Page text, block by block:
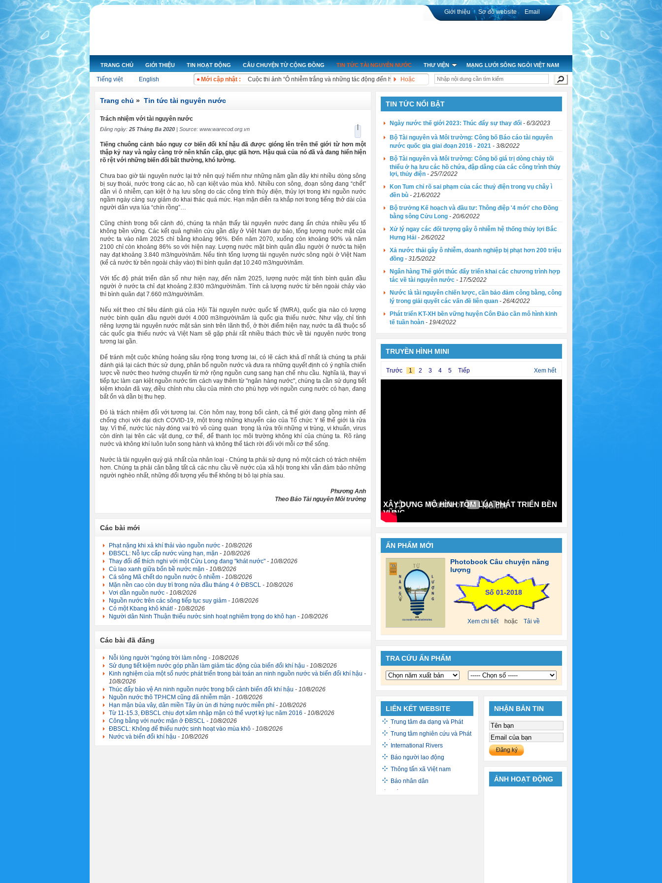
Giới thiệu Sơ đồ website Email
TRANG CHỦ GIỚI THIỆU TIN HOẠT ĐỘNG CÂU CHUYỆN TỪ CỘNG ĐỒNG TIN TỨC TÀI NGUYÊN NƯỚC THƯ VIỆN MẠNG LƯỚI SÔNG NGÒI VIỆT NAM
Tiếng việt English Mới cập nhật :
Ngày nước thế giới 2023: Thúc đẩy sự thay đổi
Cuộc thi ảnh “Ô nhiễm trắng và những tác động đến hệ sinh thái biển” nhận tác phẩm đến ngày 30/9
Bộ Tài nguyên và Môi trường: Công bố giá trị dòng chảy tối thiểu ở hạ lưu các hồ chứa, đập dâng của các công trình thủy lợi, thủy điện
Bộ trưởng Kế hoạch và đầu tư: Thông điệp '4 mới' cho Đồng bằng sông Cửu Long
Xử lý ngay các đối tượng gây ô nhiễm hệ thống thủy lợi Bắc Hưng Hải
Xả nước thải gây ô nhiễm, doanh nghiệp bị phạt hơn 200 triệu đồng
Hoặc
Trang chủ » Tin tức tài nguyên nước
Trách nhiệm với tài nguyên nước
Đăng ngày: 25 Tháng Ba 2020 | Source: www.warecod.org.vn |
Tiếng chuông cảnh báo nguy cơ biến đổi khí hậu đã được gióng lên trên thế giới từ hơn một
thập kỷ nay và ngày càng trở nên khẩn cấp, giục giã hơn. Hậu quả của nó đã và đang hiển hiện
rõ rệt với những biến đổi bất thường, khó lường.
Chưa bao giờ tài nguyên nước lại trở nên quý hiếm như những năm gần đây khi nhiều dòng sông
bị suy thoái, nước trong các ao, hồ cạn kiệt vào mùa khô. Nhiều con sông, đoạn sông đang “chết”
dần vì ô nhiễm, cạn kiệt ở hạ lưu sông do các công trình thủy điện, thủy lợi trong khi nguồn nước
ngầm ngày càng suy giảm do khai thác quá mức. Hạn mặn diễn ra khắp nơi trong tiếng thở dài của
người dân vựa lúa “chín rồng”…
Cũng chính trong bối cảnh đó, chúng ta nhận thấy tài nguyên nước đang ẩn chứa nhiều yếu tố
không bền vững. Các kết quả nghiên cứu gần đây ở Việt Nam dự báo, tổng lượng nước mặt của
nước ta vào năm 2025 chỉ bằng khoảng 96%. Đến năm 2070, xuống còn khoảng 90% và năm
2100 chỉ còn khoảng 86% so với hiện nay. Lượng nước mặt bình quân đầu người ở nước ta hiện
nay đạt khoảng 3.840 m3/người/năm. Nếu tính tổng lượng tài nguyên nước sông ngòi ở Việt Nam
(kể cả nước từ bên ngoài chảy vào) thì bình quân đạt 10.240 m3/người/năm.
Với tốc độ phát triển dân số như hiện nay, đến năm 2025, lượng nước mặt tính bình quân đầu
người ở nước ta chỉ đạt khoảng 2.830 m3/người/năm. Tính cả lượng nước từ bên ngoài chảy vào
thì bình quân đạt 7.660 m3/người/năm.
Nếu xét theo chỉ tiêu đánh giá của Hội Tài nguyên nước quốc tế (IWRA), quốc gia nào có lượng
nước bình quân đầu người dưới 4.000 m3/người/năm là quốc gia thiếu nước. Như vậy, chỉ tính
riêng lượng tài nguyên nước mặt sản sinh trên lãnh thổ, ở thời điểm hiện nay, nước ta đã thuộc số
các quốc gia thiếu nước và Việt Nam sẽ gặp phải rất nhiều thách thức về tài nguyên nước trong
tương lai gần.
Để tránh một cuộc khủng hoảng sâu rộng trong tương lai, có lẽ cách khả dĩ nhất là chúng ta phải
đánh giá lại cách thức sử dụng, phân bổ nguồn nước và đưa ra những quyết định có ý nghĩa chiến
lược về nước theo hướng chuyển từ mở rộng nguồn cung sang hạn chế nhu cầu. Nghĩa là, thay vì
tiếp tục làm cạn kiệt nguồn nước tìm cách vay thêm từ "ngân hàng nước", chúng ta cần sử dụng tiết
kiệm khoản đã vay, điều chỉnh nhu cầu của mình cho phù hợp với nguồn cung nước có hạn, đang
bất ổn và dần bị thu hẹp.
Đó là trách nhiệm đối với tương lai. Còn hôm nay, trong bối cảnh, cả thế giới đang gồng mình để
chống chọi với đại dịch COVID-19, một trong những khuyến cáo của Tổ chức Y tế thế giới là rửa
tay. Vì thế, nước lúc này đóng vai trò vô cùng quan trọng là rửa trôi những vi trùng, vi khuẩn, virus
còn dính lại trên các vật dụng, cơ thể, để thanh lọc môi trường không khí của chúng ta. Rõ ràng
nước và không khí luôn luôn song hành và không thể tách rời đối với mỗi cơ thể sống.
Nước là tài nguyên quý giá nhất của nhân loại - Chúng ta phải sử dụng nó một cách có trách nhiệm
hơn. Chúng ta phải cân bằng tất cả các nhu cầu về nước của xã hội trong khi vẫn đảm bảo những
người nghèo nhất, những đối tượng yếu thế không bị bỏ lại phía sau.
Phương Anh
Theo Báo Tài nguyên Môi trường
Các bài mới
Phạt nặng khi xả khí thải vào nguồn nước - 10/8/2026
ĐBSCL: Nỗ lực cấp nước vùng hạn, mặn - 10/8/2026
Thay đổi để thích nghi với một Cửu Long đang "khát nước" - 10/8/2026
Cù lao xanh giữa bốn bề nước mặn - 10/8/2026
Cá sông Mã chết do nguồn nước ô nhiễm - 10/8/2026
Mặn nền cao còn duy trì trong nửa đầu tháng 4 ở ĐBSCL - 10/8/2026
Vơi dần nguồn nước - 10/8/2026
Nguồn nước trên các sông tiếp tục suy giảm - 10/8/2026
Có một Kbang khô khát! - 10/8/2026
Người dân Ninh Thuận thiếu nước sinh hoạt nghiêm trọng do khô hạn - 10/8/2026
Các bài đã đăng
Nỗi lòng người “ngóng trời làm nông - 10/8/2026
Sử dụng tiết kiệm nước góp phần làm giảm tác động của biến đổi khí hậu - 10/8/2026
Kinh nghiệm của một số nước phát triển trong bài toán an ninh nguồn nước và biến đổi khí hậu -
10/8/2026
Thúc đẩy bảo vệ An ninh nguồn nước trong bối cảnh biến đổi khí hậu - 10/8/2026
Nguồn nước thô TP.HCM cũng đã nhiễm mặn - 10/8/2026
Hạn mặn bủa vây, dân miền Tây ùn ùn đi hứng nước miễn phí - 10/8/2026
Từ 11-15.3, ĐBSCL chịu đợt xâm nhập mặn có thể vượt kỷ lục năm 2016 - 10/8/2026
Công bằng với nước mặn ở ĐBSCL - 10/8/2026
ĐBSCL: Không để thiếu nước sinh hoạt vào mùa khô - 10/8/2026
Nước và biến đổi khí hậu - 10/8/2026
TIN TỨC NỔI BẬT
Ngày nước thế giới 2023: Thúc đẩy sự thay đổi - 6/3/2023
Bộ Tài nguyên và Môi trường: Công bố Báo cáo tài nguyên
nước quốc gia giai đoạn 2016 - 2021 - 3/8/2022
Bộ Tài nguyên và Môi trường: Công bố giá trị dòng chảy tối
thiểu ở hạ lưu các hồ chứa, đập dâng của các công trình thủy
lợi, thủy điện - 25/7/2022
Kon Tum chỉ rõ sai phạm của các thuỷ điện trong vụ chây ì
đền bù - 21/6/2022
Bộ trưởng Kế hoạch và đầu tư: Thông điệp '4 mới' cho Đồng
bằng sông Cửu Long - 20/6/2022
Xử lý ngay các đối tượng gây ô nhiễm hệ thống thủy lợi Bắc
Hưng Hải - 2/6/2022
Xả nước thải gây ô nhiễm, doanh nghiệp bị phạt hơn 200 triệu
đồng - 31/5/2022
Ngân hàng Thế giới thúc đẩy triển khai các chương trình hợp
tác về tài nguyên nước - 17/5/2022
Nước là tài nguyên chiến lược, cần bảo đảm công bằng, công
lý trong giải quyết các vấn đề liên quan - 26/4/2022
Phát triển KT-XH bền vững huyện Côn Đảo cần mô hình kinh
tế tuần hoàn - 19/4/2022
TRUYỀN HÌNH MINI
Trước 1 2 3 4 5 Tiếp Xem hết
XÂY DỰNG MÔ HÌNH TÔM LÚA PHÁT TRIỂN BỀN
VỮNG
ẤN PHẨM MỚI
Photobook Câu chuyện năng
lượng
Số 01-2018
Xem chi tiếthoặc Tải về
TRA CỨU ẤN PHẨM
LIÊN KẾT WEBSITE
Trung tâm đa dạng và Phát
triển sinh học
Trung tâm nghiên cứu và Phát
triển xã hội
International Rivers
Báo người lao động
Thông tấn xã Việt nam
Báo nhân dân
NHẬN BẢN TIN
ẢNH HOẠT ĐỘNG